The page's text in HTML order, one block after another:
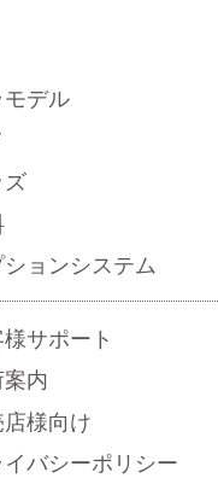
モデル
ズ
ションシステム
サポート
案内
店様向け
イバシーポリシー